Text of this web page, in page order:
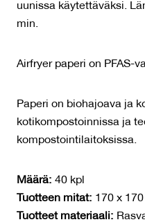
uunissa käytettäväksi.
min.
Airfryer paperi on PFAS-
Paperi on biohajoava ja
kotikompostoinnissa ja
kompostointilaitoksissa.
Määrä: 40 kpl
Tuotteen mitat: 170 x
Tuotteet materiaali: